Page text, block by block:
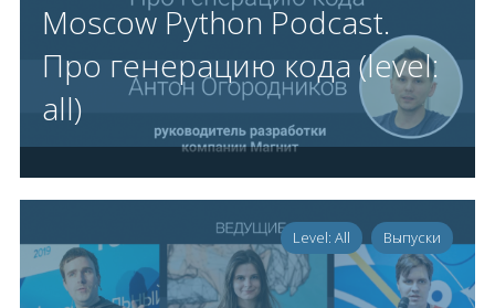
Moscow Python Podcast.
Про генерацию кода (level:
all)
Level: All Выпуски